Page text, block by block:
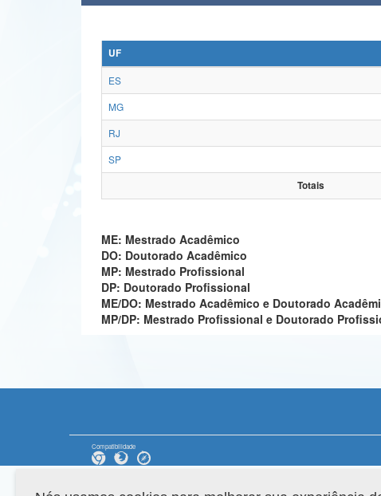
UF
ES
MG
RJ
SP
Totais
ME: Mestrado Acadêmico
DO: Doutorado Acadêmico
MP: Mestrado Profissional
DP: Doutorado Profissional
ME/DO: Mestrado Acadêmico e Doutorado
MP/DP: Mestrado Profissional e Doutorado
Compatibilidade